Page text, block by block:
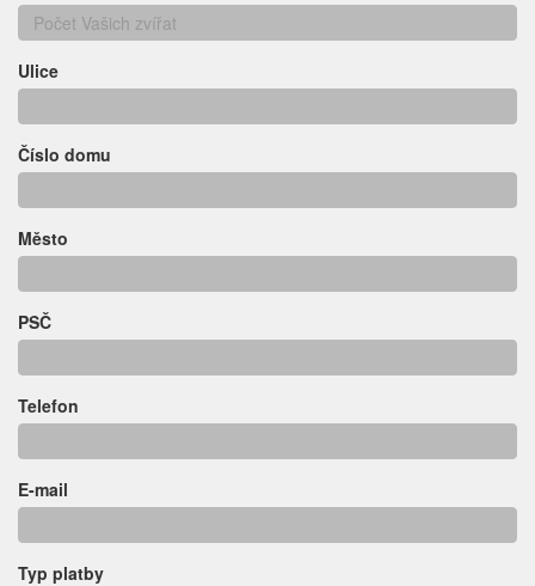
Ulice
Číslo domu
Město
PSČ
Telefon
E-mail
Typ platby